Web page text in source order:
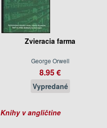
Zvieracia farma
George Orwell
8.95 €
Vypredané
Knihy v angličtine